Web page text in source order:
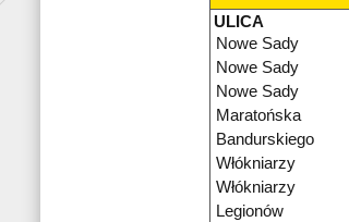
ULICA
Nowe Sady
Nowe Sady
Nowe Sady
Maratońska
Bandurskiego
Włókniarzy
Włókniarzy
Legionów